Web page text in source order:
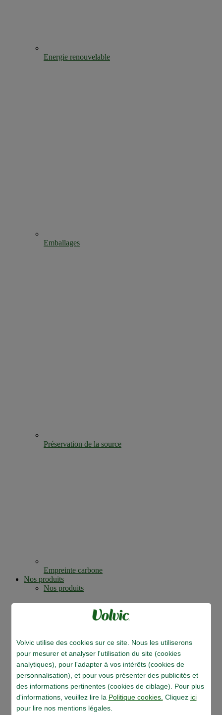
Energie renouvelable
Emballages
Préservation de la source
Empreinte carbone
Nos produits
Nos produits
Volvic utilise des cookies sur ce site. Nous les utiliserons
pour mesurer et analyser l'utilisation du site (cookies
analytiques), pour l'adapter à vos intérêts (cookies de
personnalisation), et pour vous présenter des publicités et
des informations pertinentes (cookies de ciblage). Pour plus
d'informations, veuillez lire la Politique cookies. Cliquez ici
pour lire nos mentions légales.